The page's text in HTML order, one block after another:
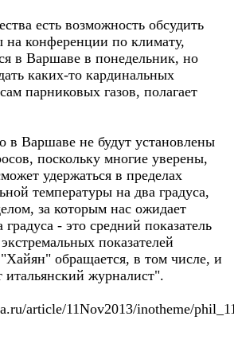
есть возможность обсудить
конференции по климату,
в Варшаве в понедельник, но
каких-то кардинальных
парниковых газов, полагает
в Варшаве не будут установлены
поскольку многие уверены,
удержаться в пределах
температуры на два градуса,
за которым нас ожидает
- это средний показатель
показателей
"Хайян" обращается, в том числе, и
итальянский журналист".
article/11Nov2013/inotheme/